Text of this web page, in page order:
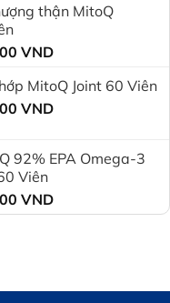
VND.là:
thận MitoQ
VND.
VNDGiá
tại
là:
MitoQ Joint 60 Viên
VND.
VNDGiá
là:
92% EPA Omega-3
Viên
VNDGiá
hiện